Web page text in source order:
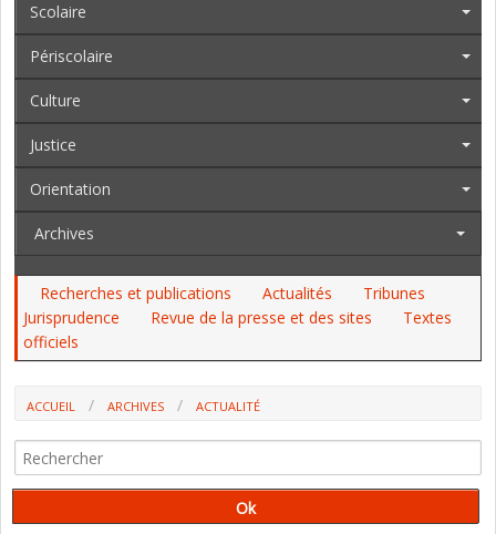
Scolaire
Périscolaire
Culture
Justice
Orientation
Archives
Recherches et publications Actualités
Tribunes
Jurisprudence
Revue de la presse et des sites
Textes
officiels
ACCUEIL ARCHIVES
ACTUALITÉ
MIEUX ACCOMPAGNER LES ÉLÈVES